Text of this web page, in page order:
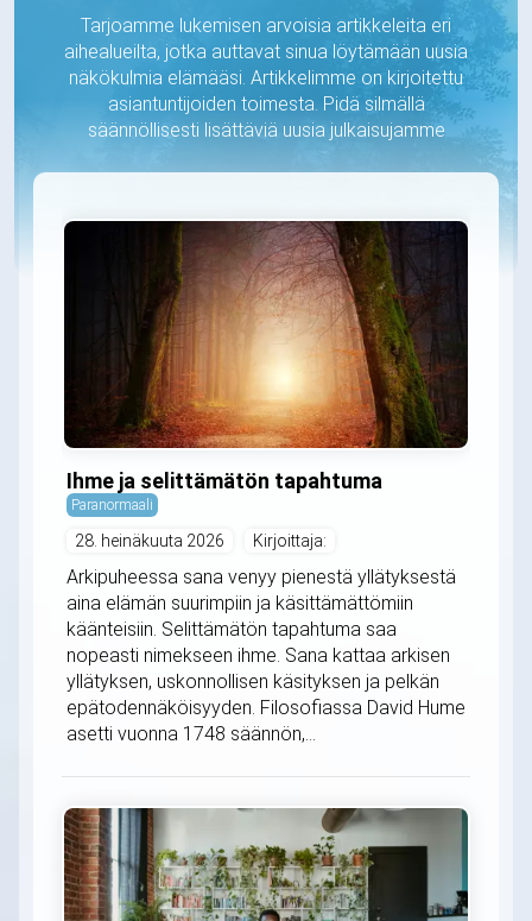
Tarjoamme lukemisen arvoisia artikkeleita eri
aihealueilta, jotka auttavat sinua löytämään uusia
näkökulmia elämääsi. Artikkelimme on kirjoitettu
asiantuntijoiden toimesta. Pidä silmällä
säännöllisesti lisättäviä uusia julkaisujamme
Ihme ja selittämätön tapahtuma
Paranormaali
28. heinäkuuta 2026 Kirjoittaja:
Arkipuheessa sana venyy pienestä yllätyksestä
aina elämän suurimpiin ja käsittämättömiin
käänteisiin. Selittämätön tapahtuma saa
nopeasti nimekseen ihme. Sana kattaa arkisen
yllätyksen, uskonnollisen käsityksen ja pelkän
epätodennäköisyyden. Filosofiassa David Hume
asetti vuonna 1748 säännön,...